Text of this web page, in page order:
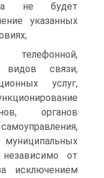
не будет
указанных
связи,
услуг,
органов
независимо от
исключением